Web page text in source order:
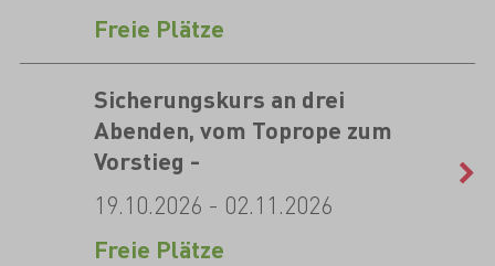
Freie Plätze
Sicherungskurs an drei
Abenden, vom Toprope zum
Vorstieg -
19.10.2026 - 02.11.2026
Freie Plätze